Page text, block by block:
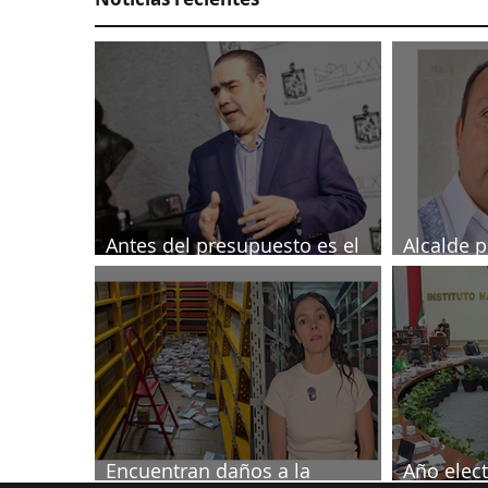
Antes del presupuesto es el
Tesorero: Heriberto
Alcalde
Encuentran daños a la
Año